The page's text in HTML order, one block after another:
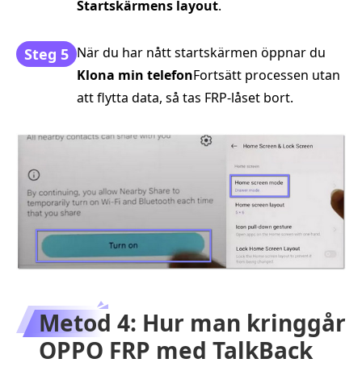
Startskärmens layout.
Steg 5 När du har nått startskärmen öppnar du
Klona min telefonFortsätt processen utan
att flytta data, så tas FRP-låset bort.
Metod 4: Hur man kringgår
OPPO FRP med TalkBack